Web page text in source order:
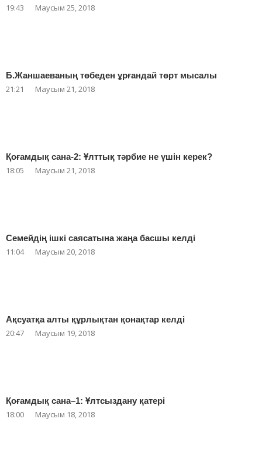
19:43 Маусым 25, 2018
Б.Жаншаеваның төбеден ұрғандай төрт мысалы
21:21 Маусым 21, 2018
Қоғамдық сана-2: Ұлттық тәрбие не үшін керек?
18:05 Маусым 21, 2018
Семейдің ішкі саясатына жаңа басшы келді
11:04 Маусым 20, 2018
Ақсуатқа алты құрлықтан қонақтар келді
20:47 Маусым 19, 2018
Қоғамдық сана–1: Ұлтсыздану қатері
18:00 Маусым 18, 2018